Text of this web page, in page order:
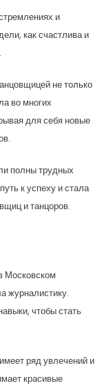
и
как счастлива и
не только
во многих
для себя новые
полны трудных
к успеху и стала
и танцоров.
Московском
журналистику.
чтобы стать
ряд увлечений и
красивые